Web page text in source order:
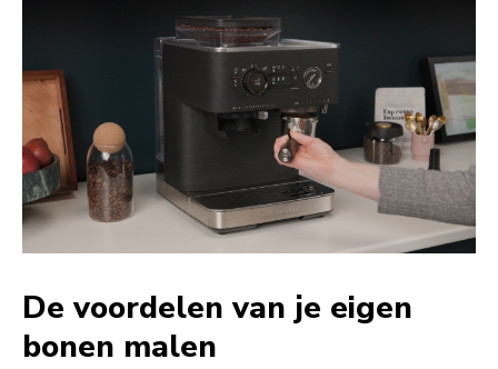
De voordelen van je eigen
bonen malen